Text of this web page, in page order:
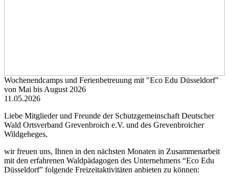
Wochenendcamps und Ferienbetreuung mit "Eco Edu Düsseldorf"
von Mai bis August 2026
11.05.2026
Liebe Mitglieder und Freunde der Schutzgemeinschaft Deutscher
Wald Ortsverband Grevenbroich e.V. und des Grevenbroicher
Wildgeheges,
wir freuen uns, Ihnen in den nächsten Monaten in Zusammenarbeit
mit den erfahrenen Waldpädagogen des Unternehmens “Eco Edu
Düsseldorf” folgende Freizeitaktivitäten anbieten zu können: